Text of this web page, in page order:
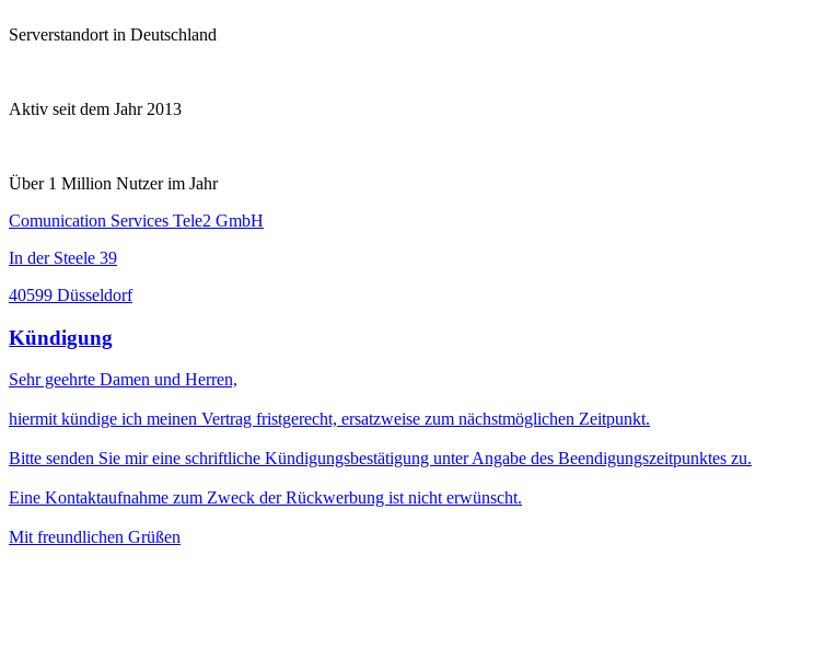
Serverstandort in Deutschland
Aktiv seit dem Jahr 2013
Über 1 Million Nutzer im Jahr
Comunication Services Tele2 GmbH
In der Steele 39
40599 Düsseldorf
Kündigung
Sehr geehrte Damen und Herren,
hiermit kündige ich meinen Vertrag fristgerecht, ersatzweise zum nächstmöglichen Zeitpunkt.
Bitte senden Sie mir eine schriftliche Kündigungsbestätigung unter Angabe des Beendigungszeitpunktes zu.
Eine Kontaktaufnahme zum Zweck der Rückwerbung ist nicht erwünscht.
Mit freundlichen Grüßen